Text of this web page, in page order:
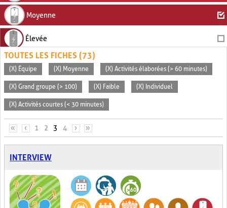
Moyenne
Élevée
TOUTES LES FICHES (73)
(X) Équipe (X) Moyenne (X) Activités élaborées (> 60 minutes)
(X) Grand groupe (> 100) (X) Faible (X) Individuel
(X) Activités courtes (< 30 minutes)
PAGES
« ‹ 1 2 3 4 › »
INTERVIEW